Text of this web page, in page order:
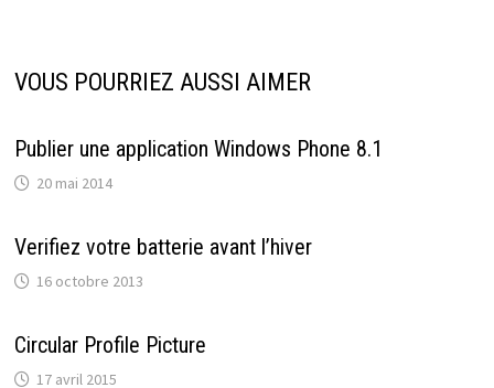
VOUS POURRIEZ AUSSI AIMER
Publier une application Windows Phone 8.1
20 mai 2014
Verifiez votre batterie avant l’hiver
16 octobre 2013
Circular Profile Picture
17 avril 2015